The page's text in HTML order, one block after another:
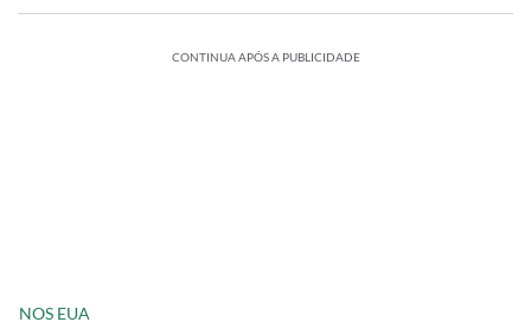
CONTINUA APÓS A PUBLICIDADE
NOS EUA